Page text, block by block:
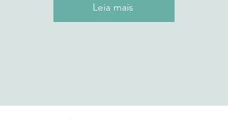
Leia mais